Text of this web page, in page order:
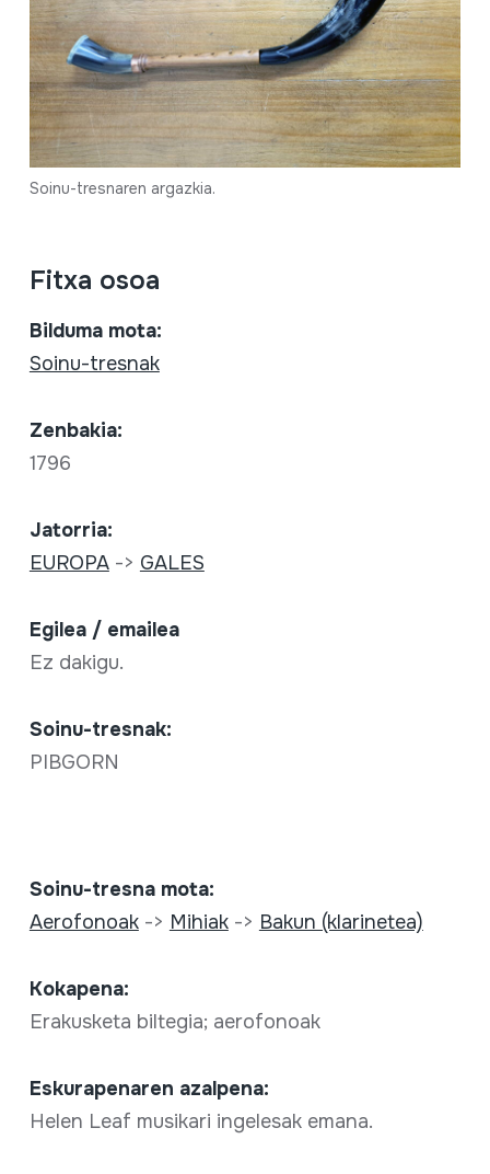
Soinu-tresnaren argazkia.
Fitxa osoa
Bilduma mota:
Soinu-tresnak
Zenbakia:
1796
Jatorria:
EUROPA-> GALES
Egilea / emailea
Ez dakigu.
Soinu-tresnak:
PIBGORN
Soinu-tresna mota:
Aerofonoak-> Mihiak-> Bakun (klarinetea)
Kokapena:
Erakusketa biltegia; aerofonoak
Eskurapenaren azalpena:
Helen Leaf musikari ingelesak emana.